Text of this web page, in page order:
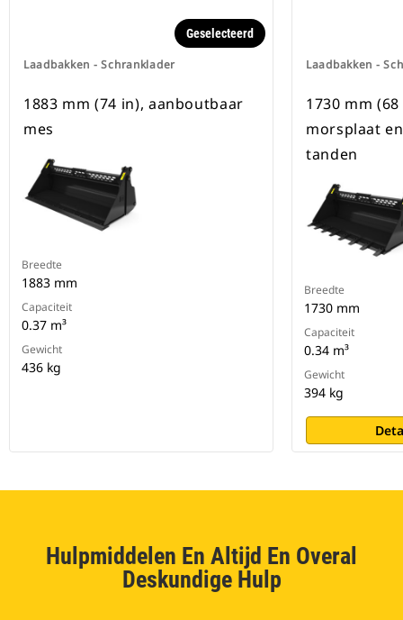
Laadbakken - Schranklader
Geselecteerd
1883 mm (74 in), aanboutbaar
mes
Breedte
1883 mm
Capaciteit
0.37 m³
Gewicht
436 kg
Laadbakken -
1730 mm
morsplaat
tanden
Breedte
1730 mm
Capaciteit
0.34 m³
Gewicht
394 kg
Hulpmiddelen En Altijd En Overal
Deskundige Hulp